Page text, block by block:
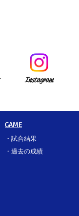
Instagram
GAME
・ 試合結果
​・過去の成績